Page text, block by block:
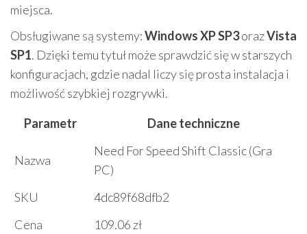
miejsca.
Obsługiwane są systemy:Windows XP SP3orazVista
SP1. Dzięki temu tytuł może sprawdzić się w starszych
konfiguracjach, gdzie nadal liczy się prosta instalacja i
możliwość szybkiej rozgrywki.
Parametr
Dane techniczne
Nazwa
Need For Speed Shift Classic (Gra
PC)
SKU
4dc89f68dfb2
Cena
109.06 zł